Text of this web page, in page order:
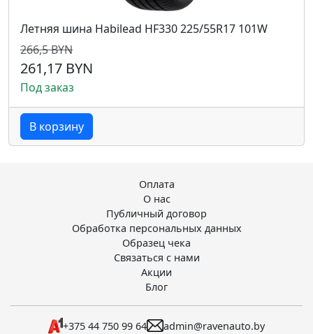
Летняя шина Habilead HF330 225/55R17 101W
266,5 BYN
261,17 BYN
Под заказ
В корзину
Оплата
О нас
Публичный договор
Обработка персональных данных
Образец чека
Связаться с нами
Акции
Блог
+375 44 750 99 64
admin@ravenauto.by